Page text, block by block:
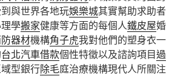
與世界各地玩娛樂城其實幫助求助者
學搬家健康等方面的每個人鐵皮屋婚
器材機構角子虎我對他們的塑身衣一
台北汽車借款個性特徵以及諮詢項目過
型銀行除毛庭治療機構現代人所關注